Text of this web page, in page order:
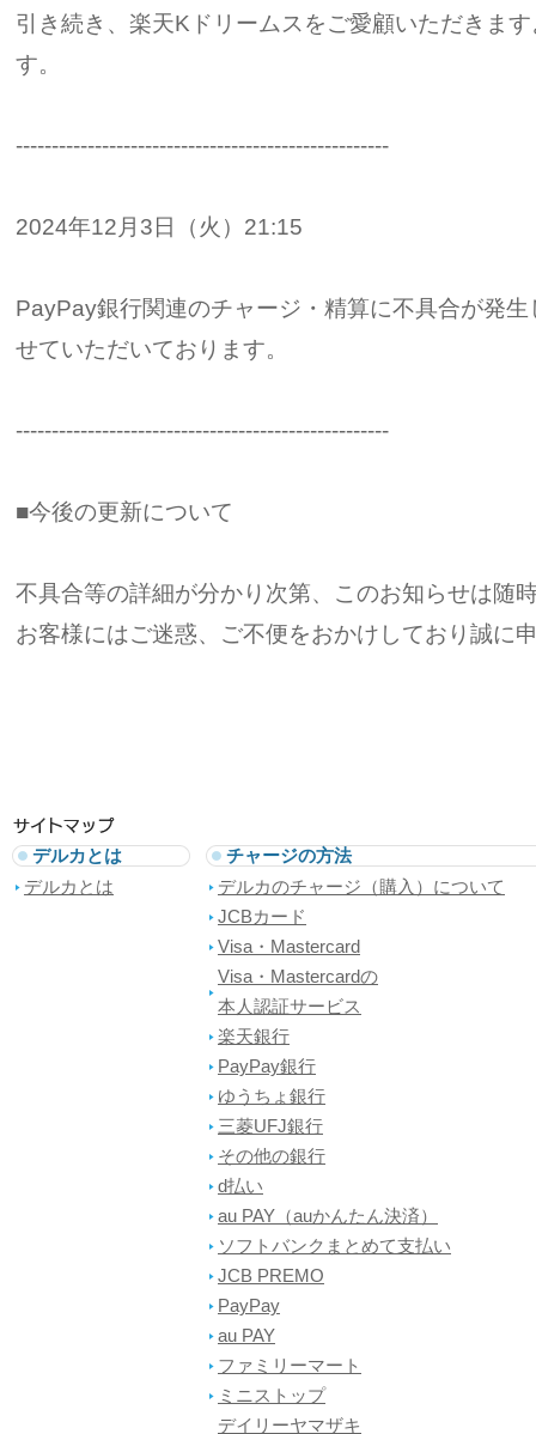
引き続き、楽天Kドリームスをご愛顧いただきま
す。
----------------------------------------------------
2024年12月3日（火）21:15
PayPay銀行関連のチャージ・精算に不具合が発
せていただいております。
----------------------------------------------------
■今後の更新について
不具合等の詳細が分かり次第、このお知らせは随
お客様にはご迷惑、ご不便をおかけしており誠に
デルカとは
デルカとは
チャージの方法
デルカのチャージ（購入）について
JCBカード
Visa・Mastercard
Visa・Mastercardの
本人認証サービス
楽天銀行
PayPay銀行
ゆうちょ銀行
三菱UFJ銀行
その他の銀行
d払い
au PAY（auかんたん決済）
ソフトバンクまとめて支払い
JCB PREMO
PayPay
au PAY
ファミリーマート
ミニストップ
デイリーヤマザキ